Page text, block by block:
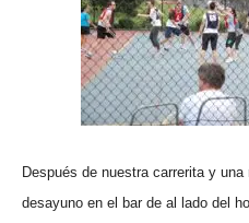
Después de nuestra carrerita y
desayuno en el bar de al lado del